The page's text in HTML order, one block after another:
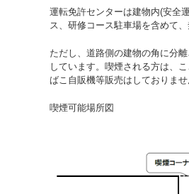
運転免許センターは建物内(安全
ス、研修コース駐車場を含めて、
ただし、道路側の建物の角に分
しています。喫煙される方は、
ばこ自販機等販売はしておりま
喫煙可能場所図